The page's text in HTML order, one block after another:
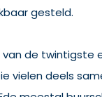
gesteld.
de twintigste
vielen deels